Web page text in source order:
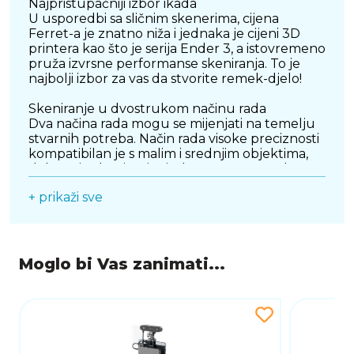
Najpristupačniji izbor ikada
U usporedbi sa sličnim skenerima, cijena
Ferret-a je znatno niža i jednaka je cijeni 3D
printera kao što je serija Ender 3, a istovremeno
pruža izvrsne performanse skeniranja. To je
najbolji izbor za vas da stvorite remek-djelo!
Skeniranje u dvostrukom načinu rada
Dva načina rada mogu se mijenjati na temelju
stvarnih potreba. Način rada visoke preciznosti
kompatibilan je s malim i srednjim objektima,
osigurava visoku kvalitetu i snimanje više
detalja.
Način rada široke perspektive: brzo skenira
velike objekte.Ima jedan raspon snimanja do
560 x 820 mm, koji pokriva veliko područje i
omogućuje prilagodbu udaljenosti za srednje i
+ prikaži sve
Moglo bi Vas zanimati...